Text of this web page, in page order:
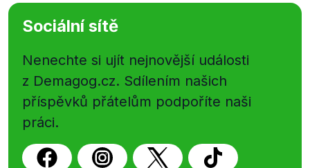
Sociální sítě
Nenechte si ujít nejnovější události
z Demagog.cz. Sdílením našich
příspěvků přátelům podpoříte naši
práci.